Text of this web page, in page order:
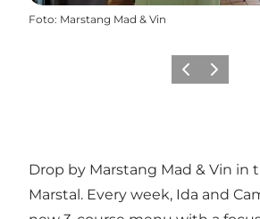
Foto: Marstang Mad & Vin
Vorige Volgende
Drop by Marstang Mad & Vin in
Marstal. Every week, Ida and